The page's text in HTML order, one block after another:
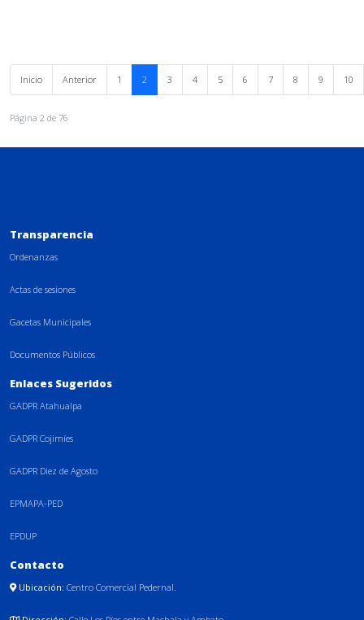
Inicio Anterior 1 2 3 4 5 6 7 8 9 10
Página 2 de 76
Transparencia
Ordenanzas
Actas de sesiones
Gacetas Municipales
Documentos Públicos
Enlaces Sugeridos
GADPR Atahualpa
GADPR Cojimíes
GADPR Diez de Agosto
EPMAPA-PED
EPDUP
Contacto
Ubicación: Centro Comercial Pedernal.